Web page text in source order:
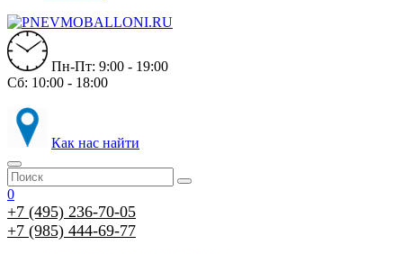
Пн-Пт: 9:00 - 19:00
Сб: 10:00 - 18:00
Как нас найти
0
+7 (495) 236-70-05
+7 (985) 444-69-77